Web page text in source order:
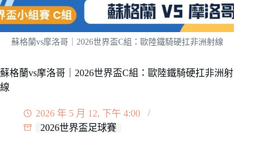
蘇格蘭vs摩洛哥｜2026世界盃C組：歐陸鐵騎硬扛非洲射線
蘇格蘭vs摩洛哥｜2026世界盃C組：歐陸鐵騎硬扛非洲射
線
2026 年 5 月 12, 下午 4:00
2026世界盃足球賽